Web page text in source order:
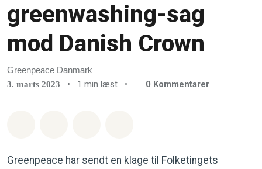
greenwashing-sag
mod Danish Crown
Greenpeace Danmark
3. marts 2023 • 1 min læst • 0 Kommentarer
Greenpeace har sendt en klage til Folketingets